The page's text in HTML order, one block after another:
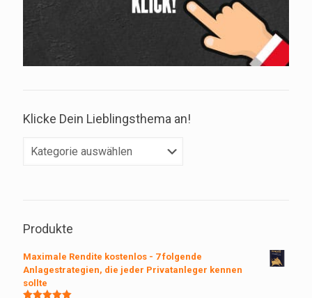
Klicke Dein Lieblingsthema an!
Dein
Produkte
Maximale Rendite kostenlos - 7 folgende
Anlagestrategien, die jeder Privatanleger kennen
sollte